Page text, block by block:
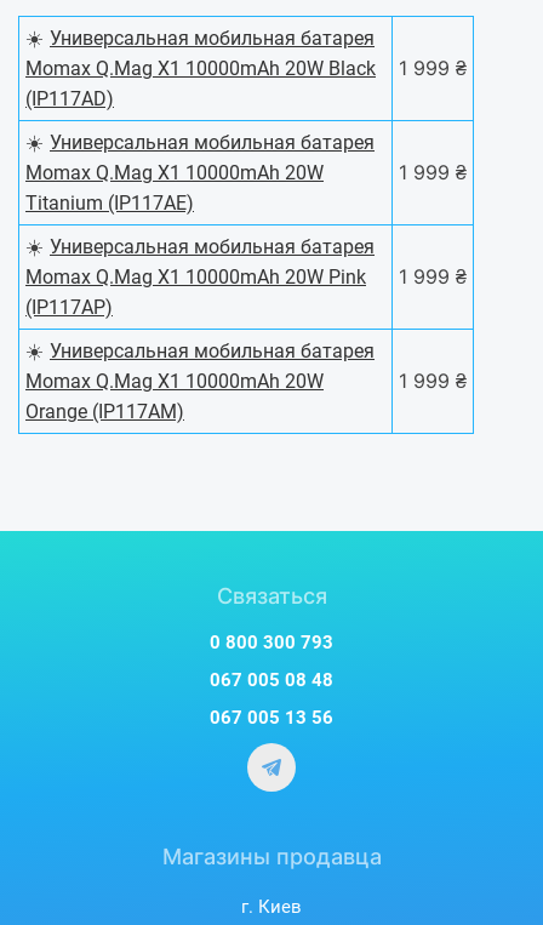
☀️ Универсальная мобильная батарея
Momax Q.Mag X1 10000mAh 20W Black
(IP117AD)
1 999 ₴
☀️ Универсальная мобильная батарея
Momax Q.Mag X1 10000mAh 20W
Titanium (IP117AE)
1 999 ₴
☀️ Универсальная мобильная батарея
Momax Q.Mag X1 10000mAh 20W Pink
(IP117AP)
1 999 ₴
☀️ Универсальная мобильная батарея
Momax Q.Mag X1 10000mAh 20W
Orange (IP117AM)
1 999 ₴
Связаться
0 800 300 793
067 005 08 48
067 005 13 56
Магазины продавца
г. Киев